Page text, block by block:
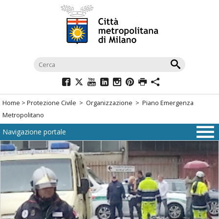
navigazione
menù
di
navigazione
interna
Salta
contenuto
Salta
all'
Home > Protezione Civile > Organizzazione > Piano Emergenza
Metropolitano
Navigazione portale